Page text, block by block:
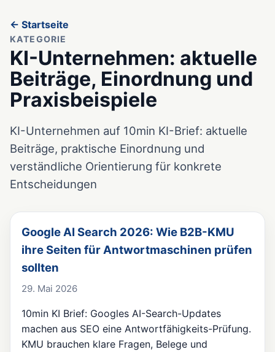
← Startseite
KATEGORIE
KI-Unternehmen: aktuelle
Beiträge, Einordnung und
Praxisbeispiele
KI-Unternehmen auf 10min KI-Brief: aktuelle
Beiträge, praktische Einordnung und
verständliche Orientierung für konkrete
Entscheidungen
Google AI Search 2026: Wie B2B-KMU
ihre Seiten für Antwortmaschinen prüfen
sollten
29. Mai 2026
10min KI Brief: Googles AI-Search-Updates
machen aus SEO eine Antwortfähigkeits-Prüfung.
KMU brauchen klare Fragen, Belege und